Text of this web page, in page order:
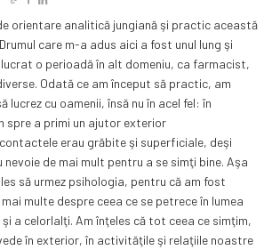
orientare analitică jungiană şi practic această
care m-a adus aici a fost unul lung şi
o perioadă în alt domeniu, ca farmacist,
Odată ce am început să practic, am
lucrez cu oamenii, însă nu în acel fel: în
spre a primi un ajutor exterior
erau grăbite şi superficiale, deşi
nevoie de mai mult pentru a se simţi bine. Aşa
să urmez psihologia, pentru că am fost
multe despre ceea ce se petrece în lumea
şi a celorlalţi. Am înţeles că tot ceea ce simţim,
în exterior, în activităţile şi relaţiile noastre